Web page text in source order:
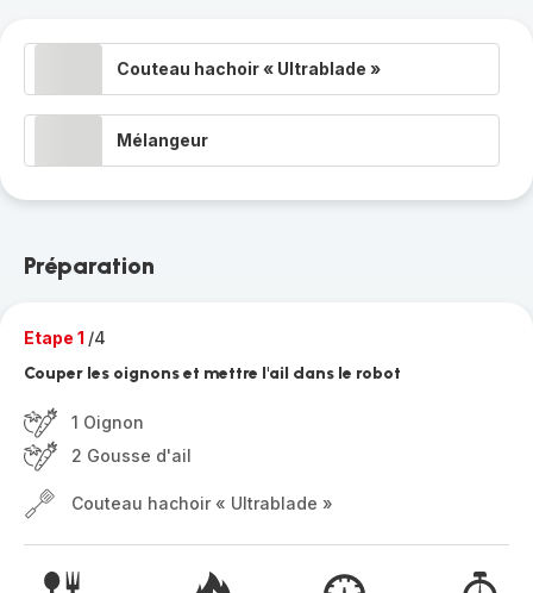
Couteau hachoir « Ultrablade »
Mélangeur
Préparation
Etape 1 /4
Couper les oignons et mettre l'ail dans le robot
1 Oignon
2 Gousse d'ail
Couteau hachoir « Ultrablade »